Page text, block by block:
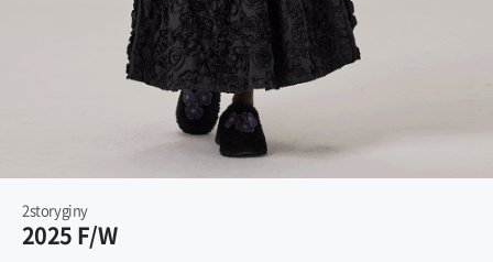
2storyginy
2025 F/W